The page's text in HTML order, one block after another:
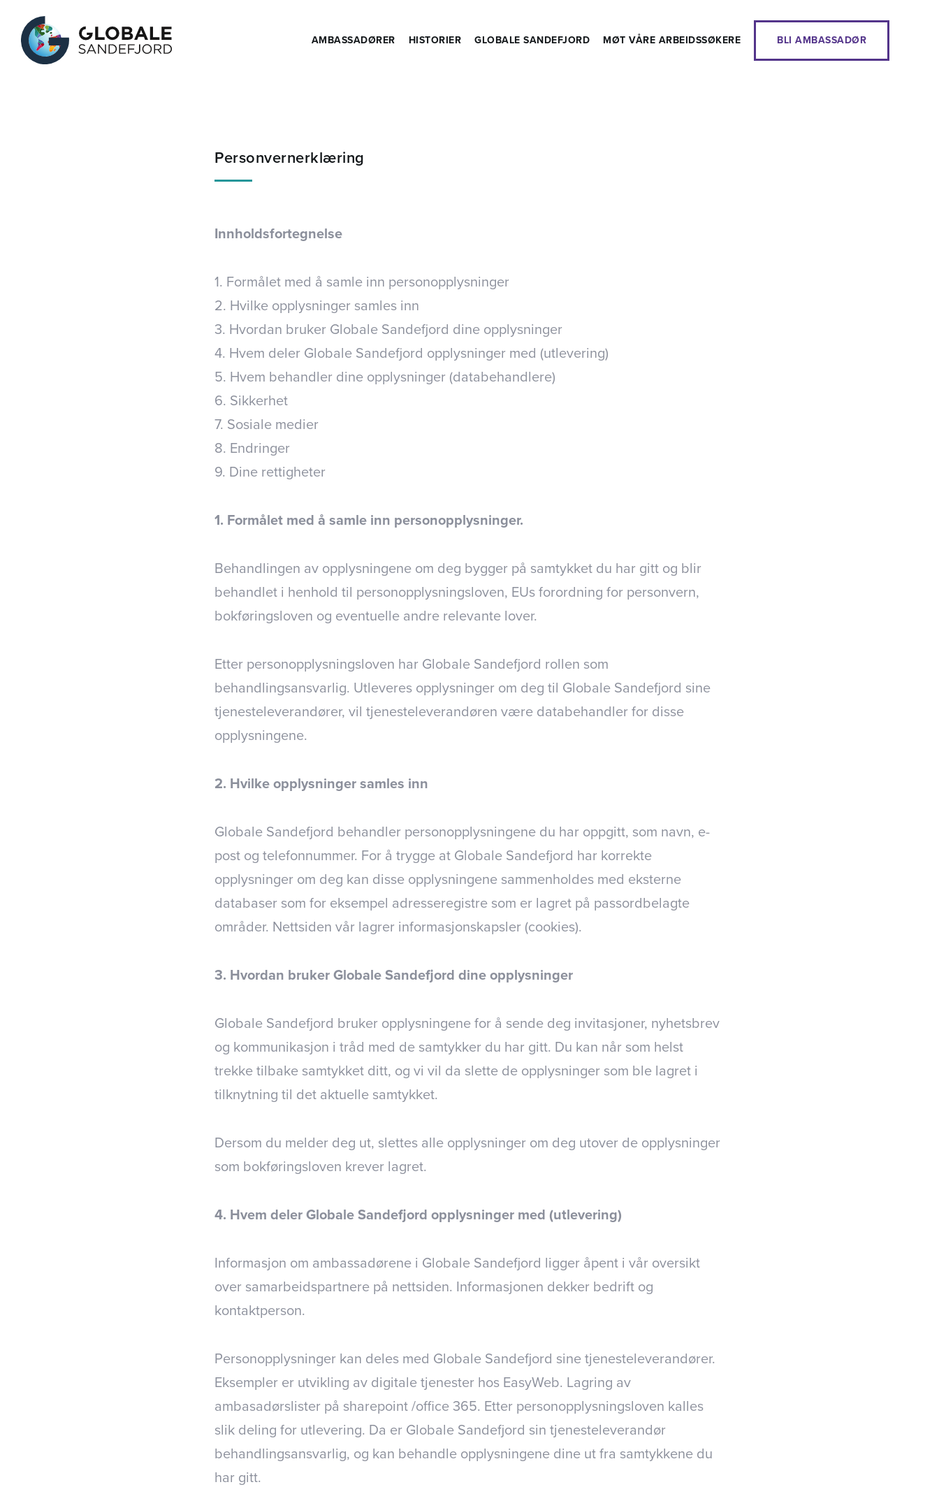
AMBASSADØRER HISTORIER GLOBALE SANDEFJORD MØT VÅRE ARBEIDSSØKERE BLI AMBASSADØR
Personvernerklæring
Innholdsfortegnelse
1. Formålet med å samle inn personopplysninger
2. Hvilke opplysninger samles inn
3. Hvordan bruker Globale Sandefjord dine opplysninger
4. Hvem deler Globale Sandefjord opplysninger med (utlevering)
5. Hvem behandler dine opplysninger (databehandlere)
6. Sikkerhet
7. Sosiale medier
8. Endringer
9. Dine rettigheter
1. Formålet med å samle inn personopplysninger.
Behandlingen av opplysningene om deg bygger på samtykket du har gitt og blir
behandlet i henhold til personopplysningsloven, EUs forordning for personvern,
bokføringsloven og eventuelle andre relevante lover.
Etter personopplysningsloven har Globale Sandefjord rollen som
behandlingsansvarlig. Utleveres opplysninger om deg til Globale Sandefjord sine
tjenesteleverandører, vil tjenesteleverandøren være databehandler for disse
opplysningene.
2. Hvilke opplysninger samles inn
Globale Sandefjord behandler personopplysningene du har oppgitt, som navn, e-
post og telefonnummer. For å trygge at Globale Sandefjord har korrekte
opplysninger om deg kan disse opplysningene sammenholdes med eksterne
databaser som for eksempel adresseregistre som er lagret på passordbelagte
områder. Nettsiden vår lagrer informasjonskapsler (cookies).
3. Hvordan bruker Globale Sandefjord dine opplysninger
Globale Sandefjord bruker opplysningene for å sende deg invitasjoner, nyhetsbrev
og kommunikasjon i tråd med de samtykker du har gitt. Du kan når som helst
trekke tilbake samtykket ditt, og vi vil da slette de opplysninger som ble lagret i
tilknytning til det aktuelle samtykket.
Dersom du melder deg ut, slettes alle opplysninger om deg utover de opplysninger
som bokføringsloven krever lagret.
4. Hvem deler Globale Sandefjord opplysninger med (utlevering)
Informasjon om ambassadørene i Globale Sandefjord ligger åpent i vår oversikt
over samarbeidspartnere på nettsiden. Informasjonen dekker bedrift og
kontaktperson.
Personopplysninger kan deles med Globale Sandefjord sine tjenesteleverandører.
Eksempler er utvikling av digitale tjenester hos EasyWeb. Lagring av
ambasadørslister på sharepoint /office 365. Etter personopplysningsloven kalles
slik deling for utlevering. Da er Globale Sandefjord sin tjenesteleverandør
behandlingsansvarlig, og kan behandle opplysningene dine ut fra samtykkene du
har gitt.